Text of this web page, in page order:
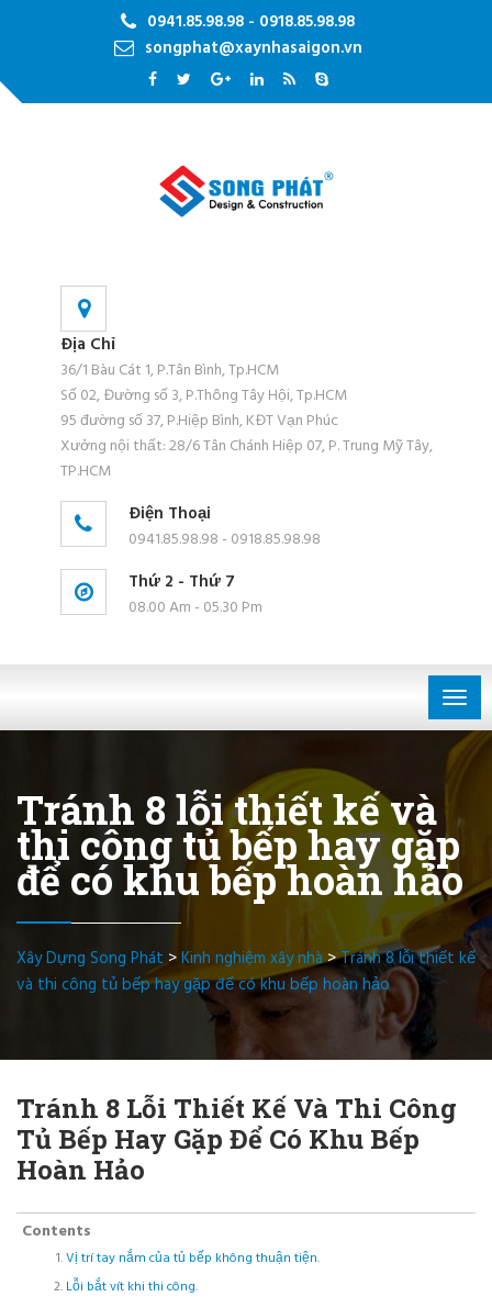
0941.85.98.98 - 0918.85.98.98
songphat@xaynhasaigon.vn
Địa Chỉ
36/1 Bàu Cát 1, P.Tân Bình, Tp.HCM
Số 02, Đường số 3, P.Thông Tây Hội, Tp.HCM
95 đường số 37, P.Hiệp Bình, KĐT Vạn Phúc
Xưởng nội thất: 28/6 Tân Chánh Hiệp 07, P. Trung Mỹ Tây,
TP.HCM
Điện Thoại
0941.85.98.98 - 0918.85.98.98
Thứ 2 - Thứ 7
08.00 Am - 05.30 Pm
Tránh 8 lỗi thiết kế và
thi công tủ bếp hay gặp
để có khu bếp hoàn hảo
Xây Dựng Song Phát>Kinh nghiệm xây nhà>Tránh 8 lỗi thiết kế
và thi công tủ bếp hay gặp để có khu bếp hoàn hảo
Tránh 8 Lỗi Thiết Kế Và Thi Công
Tủ Bếp Hay Gặp Để Có Khu Bếp
Hoàn Hảo
Contents
Vị trí tay nắm của tủ bếp không thuận tiện.
Lỗi bắt vít khi thi công.